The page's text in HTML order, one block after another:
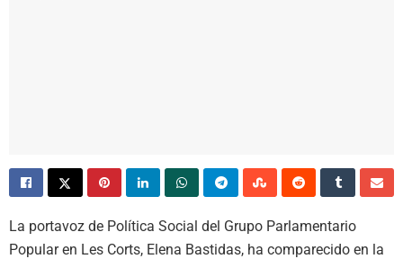
La portavoz de Política Social del Grupo Parlamentario
Popular en Les Corts, Elena Bastidas, ha comparecido en la